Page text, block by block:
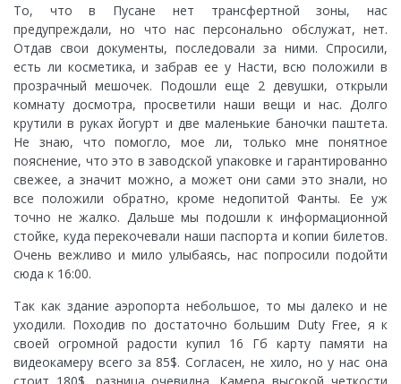
То, что в Пусане нет трансфертной зоны, нас
предупреждали, но что нас персонально обслужат, нет.
Отдав свои документы, последовали за ними. Спросили,
есть ли косметика, и забрав ее у Насти, всю положили в
прозрачный мешочек. Подошли еще 2 девушки, открыли
комнату досмотра, просветили наши вещи и нас. Долго
крутили в руках йогурт и две маленькие баночки паштета.
Не знаю, что помогло, мое ли, только мне понятное
пояснение, что это в заводской упаковке и гарантированно
свежее, а значит можно, а может они сами это знали, но
все положили обратно, кроме недопитой Фанты. Ее уж
точно не жалко. Дальше мы подошли к информационной
стойке, куда перекочевали наши паспорта и копии билетов.
Очень вежливо и мило улыбаясь, нас попросили подойти
сюда к 16:00.
Так как здание аэропорта небольшое, то мы далеко и не
уходили. Походив по достаточно большим Duty Free, я к
своей огромной радости купил 16 Гб карту памяти на
видеокамеру всего за 85$. Согласен, не хило, но у нас она
стоит 180$, разница очевидна. Камера высокой четкости